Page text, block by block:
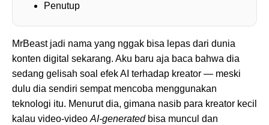
Penutup
MrBeast jadi nama yang nggak bisa lepas dari dunia
konten digital sekarang. Aku baru aja baca bahwa dia
sedang gelisah soal efek AI terhadap kreator — meski
dulu dia sendiri sempat mencoba menggunakan
teknologi itu. Menurut dia, gimana nasib para kreator kecil
kalau video-videoAI-generated bisa muncul dan